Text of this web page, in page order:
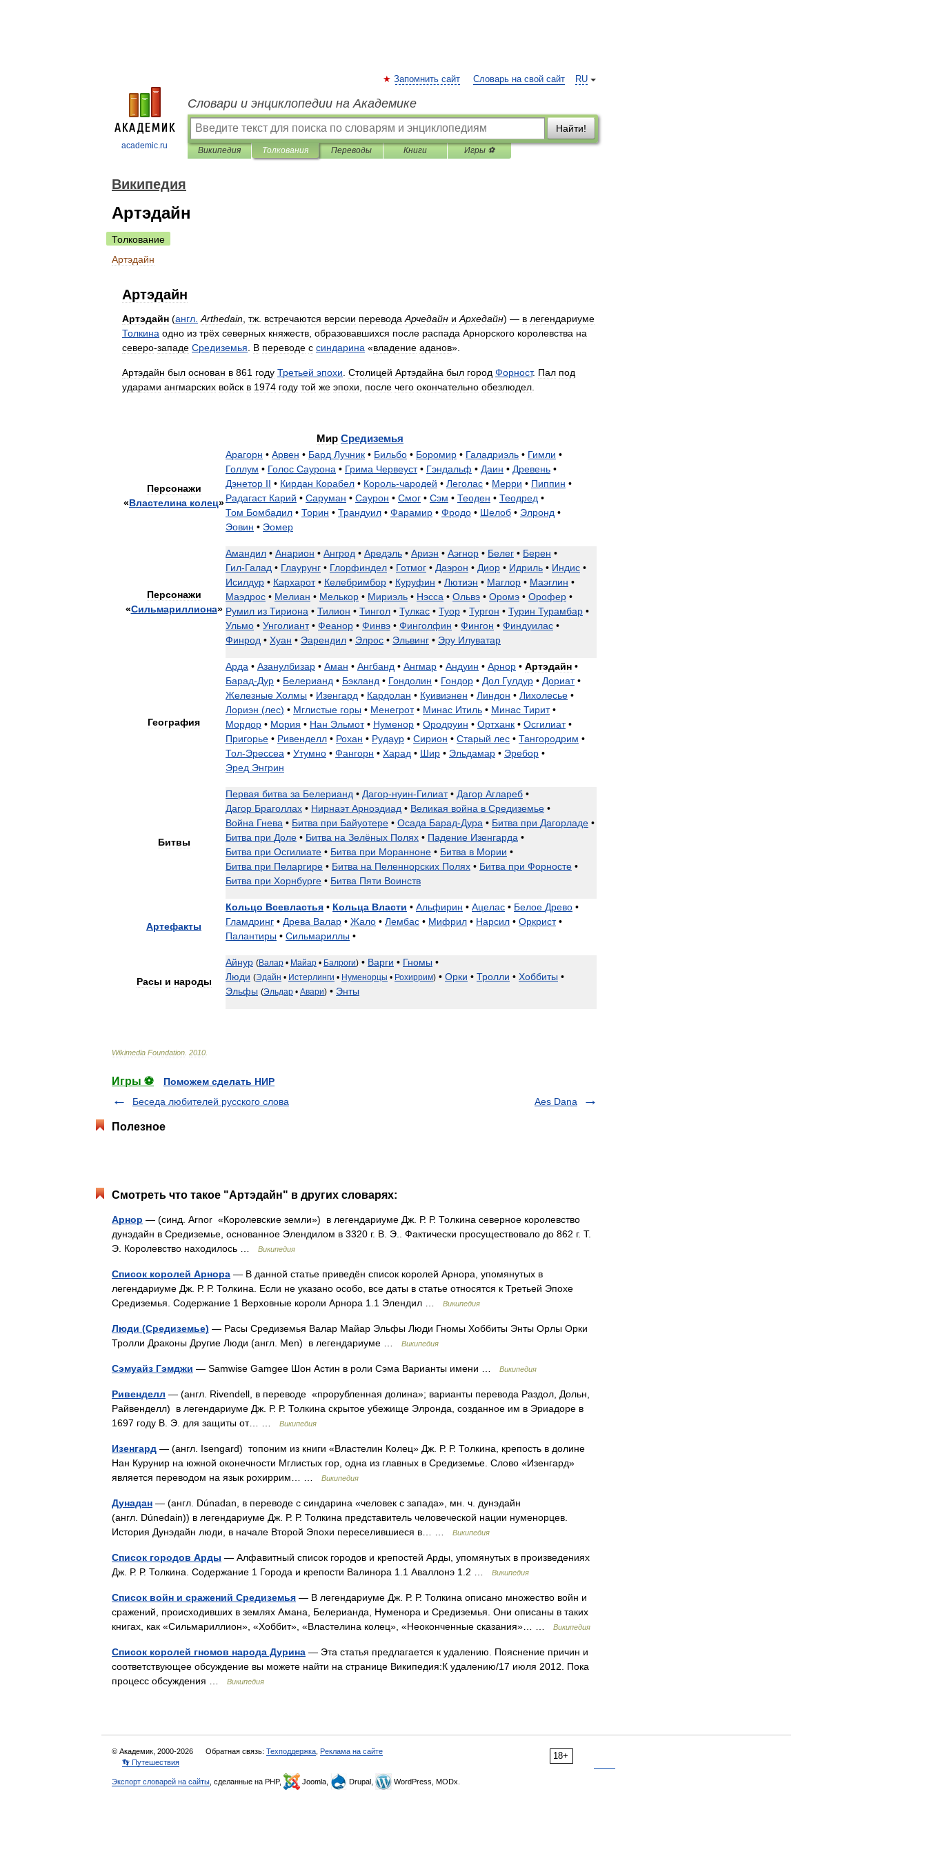
academic.ru
RU
Запомнить сайт Словарь на свой сайт
Словари и энциклопедии на Академике
Найти!
Википедия Толкования Переводы Книги Игры ⚽
Википедия
Артэдайн
Толкование
Артэдайн
Артэдайн
Артэдайн (англ Arthedain тж встречаются версии перевода Арчедайн и Архедайн) — в легендариуме
Толкина одно из трёх северных княжеств образовавшихся после распада Арнорского королевства на
северо-западе Средиземья В переводе с синдарина «владение аданов».
Артэдайн был основан в 861 году Третьей эпохи Столицей Артэдайна был город Форност. Пал под
ударами ангмарских войск в 1974 году той же эпохи после чего окончательно обезлюдел
Мир Средиземья
Персонажи
«Властелина колец»
Арагорн • Арвен • Бард Лучник • Бильбо • Боромир • Галадриэль • Гимли •
Голлум • Голос Саурона • Грима Червеуст• Гэндальф • Даин • Древень •
Дэнетор II • Кирдан Корабел • Король-чародей • Леголас • Мерри • Пиппин •
Радагаст Карий • Саруман • Саурон • Смог • Сэм • Теоден • Теодред •
Том Бомбадил • Торин • Трандуил • Фарамир • Фродо • Шелоб • Элронд •
Эовин • Эомер
Персонажи
«Сильмариллиона»
Амандил • Анарион • Ангрод • Аредэль • Ариэн • Аэгнор • Белег • Берен •
Гил-Галад • Глаурунг • Глорфиндел • Готмог • Даэрон • Диор • Идриль • Индис •
Исилдур • Кархарот• Келебримбор • Куруфин • Лютиэн • Маглор • Маэглин •
Маэдрос • Мелиан • Мелькор • Мириэль • Нэсса • Ольвэ • Оромэ • Орофер •
Румил из Тириона • Тилион • Тингол • Тулкас • Туор • Тургон • Турин Турамбар •
Ульмо • Унголиант• Феанор • Финвэ • Финголфин • Фингон • Финдуилас •
Финрод • Хуан • Эарендил • Элрос • Эльвинг • Эру Илуватар
География
Арда • Азанулбизар • Аман • Ангбанд • Ангмар • Андуин • Арнор • Артэдайн •
Барад-Дур • Белерианд • Бэкланд • Гондолин • Гондор • Дол Гулдур • Дориат•
Железные Холмы • Изенгард • Кардолан • Куивиэнен • Линдон • Лихолесье •
Лориэн (лес) • Мглистые горы • Менегрот• Минас Итиль • Минас Тирит•
Мордор • Мория • Нан Эльмот• Нуменор • Ородруин • Ортханк • Осгилиат•
Пригорье • Ривенделл • Рохан • Рудаур • Сирион • Старый лес • Тангородрим •
Тол-Эрессеа • Утумно • Фангорн • Харад • Шир • Эльдамар • Эребор •
Эред Энгрин
Битвы
Первая битва за Белерианд • Дагор-нуин-Гилиат• Дагор Аглареб •
Дагор Браголлах • Нирнаэт Арноэдиад • Великая война в Средиземье •
Война Гнева • Битва при Байуотере • Осада Барад-Дура • Битва при Дагорладе •
Битва при Доле • Битва на Зелёных Полях • Падение Изенгарда •
Битва при Осгилиате • Битва при Моранноне • Битва в Мории •
Битва при Пеларгире • Битва на Пеленнорских Полях • Битва при Форносте •
Битва при Хорнбурге • Битва Пяти Воинств
Артефакты
Кольцо Всевластья • Кольца Власти • Альфирин • Ацелас • Белое Древо •
Гламдринг • Древа Валар • Жало • Лембас • Мифрил • Нарсил • Оркрист•
Палантиры • Сильмариллы •
Расы и народы
Айнур (Валар • Майар • Балроги) • Варги • Гномы •
Люди (Эдайн • Истерлинги • Нуменорцы • Рохиррим) • Орки • Тролли • Хоббиты •
Эльфы (Эльдар • Авари) • Энты
Wikimedia Foundation 2010
Игры ⚽
Поможем сделать НИР
Беседа любителей русского слова
Aes Dana
Полезное
Смотреть что такое "Артэдайн" в других словарях:
Арнор — (синд. Arnor «Королевские земли») в легендариуме Дж. Р. Р. Толкина северное королевство
дунэдайн в Средиземье, основанное Элендилом в 3320 г. В. Э.. Фактически просуществовало до 862 г. Т.
Э. Королевство находилось …
Википедия
Список королей Арнора — В данной статье приведён список королей Арнора, упомянутых в
легендариуме Дж. Р. Р. Толкина. Если не указано особо, все даты в статье относятся к Третьей Эпохе
Средиземья. Содержание 1 Верховные короли Арнора 1.1 Элендил …
Википедия
Люди (Средиземье) — Расы Средиземья Валар Майар Эльфы Люди Гномы Хоббиты Энты Орлы Орки
Тролли Драконы Другие Люди (англ. Men) в легендариуме …
Википедия
Сэмуайз Гэмджи — Samwise Gamgee Шон Астин в роли Сэма Варианты имени … Википедия
Ривенделл — (англ. Rivendell, в переводе «прорубленная долина»; варианты перевода Раздол, Дольн,
Райвенделл) в легендариуме Дж. Р. Р. Толкина скрытое убежище Элронда, созданное им в Эриадоре в
1697 году В. Э. для защиты от… …
Википедия
Изенгард — (англ. Isengard) топоним из книги «Властелин Колец» Дж. Р. Р. Толкина, крепость в долине
Нан Курунир на южной оконечности Мглистых гор, одна из главных в Средиземье. Слово «Изенгард»
является переводом на язык рохиррим… …
Википедия
Дунадан — (англ. Dúnadan, в переводе с синдарина «человек с запада», мн. ч. дунэдайн
(англ. Dúnedain)) в легендариуме Дж. Р. Р. Толкина представитель человеческой нации нуменорцев.
История Дунэдайн люди, в начале Второй Эпохи переселившиеся в… …
Википедия
Список городов Арды — Алфавитный список городов и крепостей Арды, упомянутых в произведениях
Дж. Р. Р. Толкина. Содержание 1 Города и крепости Валинора 1.1 Аваллонэ 1.2 …
Википедия
Список войн и сражений Средиземья — В легендариуме Дж. Р. Р. Толкина описано множество войн и
сражений, происходивших в землях Амана, Белерианда, Нуменора и Средиземья. Они описаны в таких
книгах, как «Сильмариллион», «Хоббит», «Властелина колец», «Неоконченные сказания»… …
Википедия
Список королей гномов народа Дурина — Эта статья предлагается к удалению. Пояснение причин и
соответствующее обсуждение вы можете найти на странице Википедия:К удалению/17 июля 2012. Пока
процесс обсуждения …
Википедия
18+
© Академик, 2000-2026 Обратная связь: Техподдержка Реклама на сайте
👣 Путешествия
Экспорт словарей на сайты , сделанные на PHP, Joomla, Drupal, WordPress, MODx.